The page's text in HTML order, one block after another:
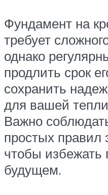
Фундамент на
требует
однако
продлить срок
сохранить
для вашей
Важно
простых правил
чтобы избежать
будущем.